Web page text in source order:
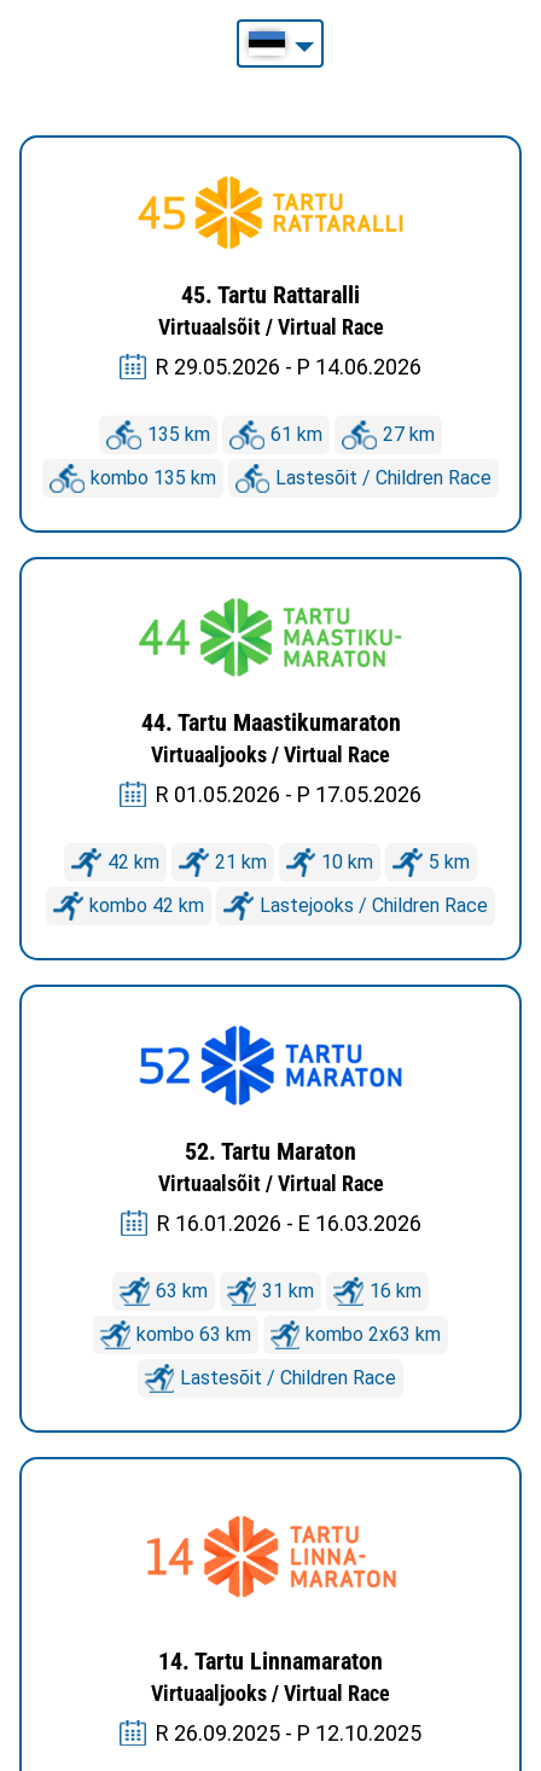
45. Tartu Rattaralli
Virtuaalsõit / Virtual Race
R 29.05.2026 - P 14.06.2026
135 km 61 km
27 km
kombo 135 km
Lastesõit / Children Race
44. Tartu Maastikumaraton
Virtuaaljooks / Virtual Race
R 01.05.2026 - P 17.05.2026
42 km 21 km 10 km
5 km
kombo 42 km
Lastejooks / Children Race
52. Tartu Maraton
Virtuaalsõit / Virtual Race
R 16.01.2026 - E 16.03.2026
63 km 31 km
16 km
kombo 63 km
kombo 2x63 km
Lastesõit / Children Race
14. Tartu Linnamaraton
Virtuaaljooks / Virtual Race
R 26.09.2025 - P 12.10.2025